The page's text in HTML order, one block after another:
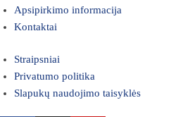
Apsipirkimo informacija
Kontaktai
Straipsniai
Privatumo politika
Slapukų naudojimo taisyklės